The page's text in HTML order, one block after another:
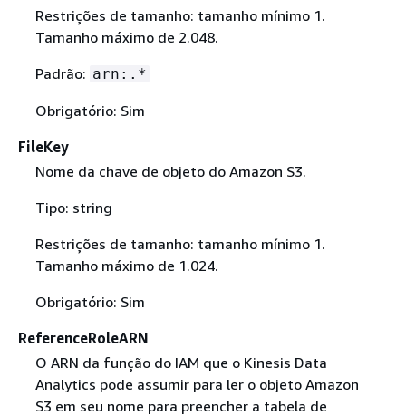
Restrições de tamanho: tamanho mínimo 1.
Tamanho máximo de 2.048.
Padrão: arn:.*
Obrigatório: Sim
FileKey
Nome da chave de objeto do Amazon S3.
Tipo: string
Restrições de tamanho: tamanho mínimo 1.
Tamanho máximo de 1.024.
Obrigatório: Sim
ReferenceRoleARN
O ARN da função do IAM que o Kinesis Data
Analytics pode assumir para ler o objeto Amazon
S3 em seu nome para preencher a tabela de